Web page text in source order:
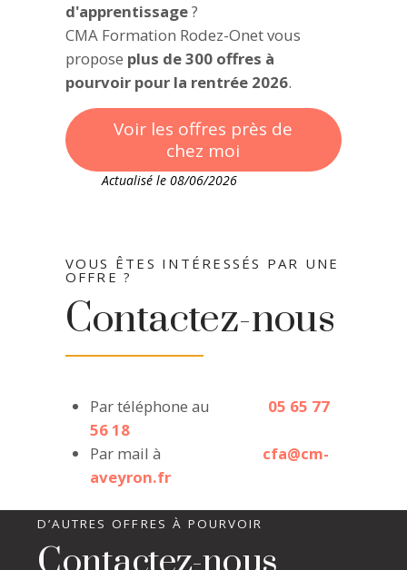
d'apprentissage?
CMA Formation Rodez-Onet vous
propose plus de 300 offres à
pourvoir pour la rentrée 2026.
Voir les offres près de
chez moi
Actualisé le 08/06/2026
VOUS ÊTES INTÉRESSÉS PAR UNE
OFFRE ?
Contactez-nous
Par téléphone au 05 65 77
56 18
Par mail à cfa@cm-
aveyron.fr
D’AUTRES OFFRES À POURVOIR